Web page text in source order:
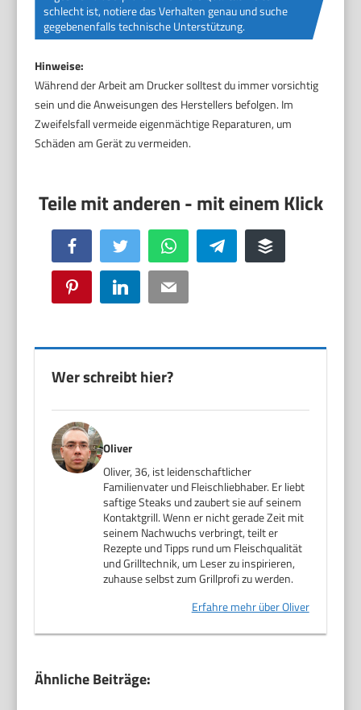
schlecht ist, notiere das Verhalten genau und suche
gegebenenfalls technische Unterstützung.
Hinweise:
Während der Arbeit am Drucker solltest du immer vorsichtig
sein und die Anweisungen des Herstellers befolgen. Im
Zweifelsfall vermeide eigenmächtige Reparaturen, um
Schäden am Gerät zu vermeiden.
Facebook Twitter WhatsApp Telegram Buffer
Pinterest LinkedIn Email
Wer schreibt hier?
Oliver
Oliver, 36, ist leidenschaftlicher
Familienvater und Fleischliebhaber. Er liebt
saftige Steaks und zaubert sie auf seinem
Kontaktgrill. Wenn er nicht gerade Zeit mit
seinem Nachwuchs verbringt, teilt er
Rezepte und Tipps rund um Fleischqualität
und Grilltechnik, um Leser zu inspirieren,
zuhause selbst zum Grillprofi zu werden.
Erfahre mehr über Oliver
Ähnliche Beiträge: